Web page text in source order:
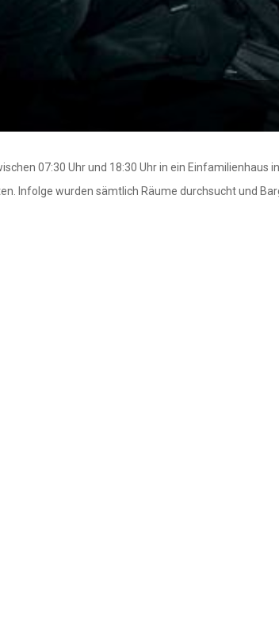
07:30 Uhr und 18:30 Uhr in ein
Infolge wurden sämtlich Räume durchsucht und